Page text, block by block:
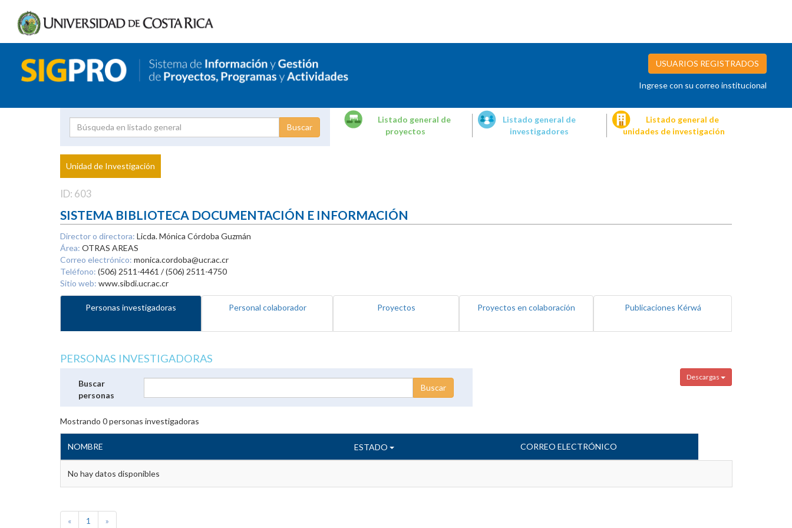
USUARIOS REGISTRADOS
Ingrese con su correo institucional
Proyecto
Investigador
Listado general de
proyectos
Listado general de
investigadores
Listado general de
unidades de investigación
Unidad de Investigación
ID: 603
SISTEMA BIBLIOTECA DOCUMENTACIÓN E INFORMACIÓN
Director o directora: Licda. Mónica Córdoba Guzmán
Área: OTRAS AREAS
Correo electrónico: monica.cordoba@ucr.ac.cr
Teléfono: (506) 2511-4461 / (506) 2511-4750
Sitio web: www.sibdi.ucr.ac.cr
Personas investigadoras Personal colaborador Proyectos Proyectos en colaboración Publicaciones Kérwá
PERSONAS INVESTIGADORAS
Descargas
Buscar
personas
Mostrando 0personas investigadoras
NOMBRE ESTADO CORREO ELECTRÓNICO
No hay datos disponibles
« 1 »